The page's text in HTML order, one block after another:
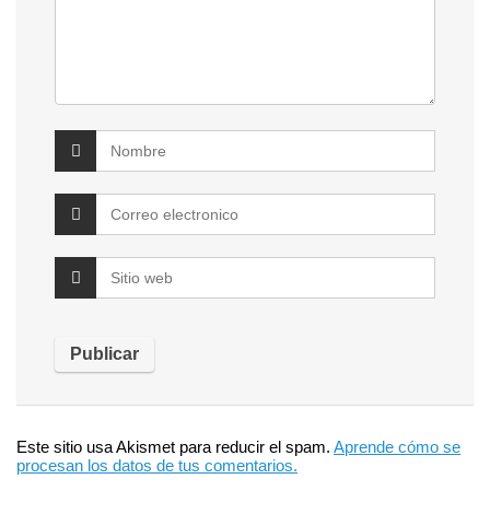
Este sitio usa Akismet para reducir el spam. Aprende cómo se
procesan los datos de tus comentarios.